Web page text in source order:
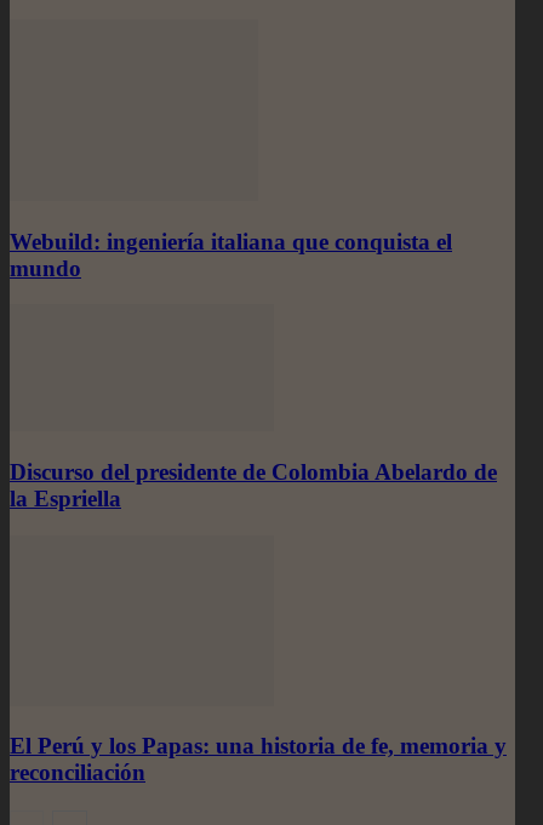
Webuild: ingeniería italiana que conquista el
mundo
Discurso del presidente de Colombia Abelardo de
la Espriella
El Perú y los Papas: una historia de fe, memoria y
reconciliación